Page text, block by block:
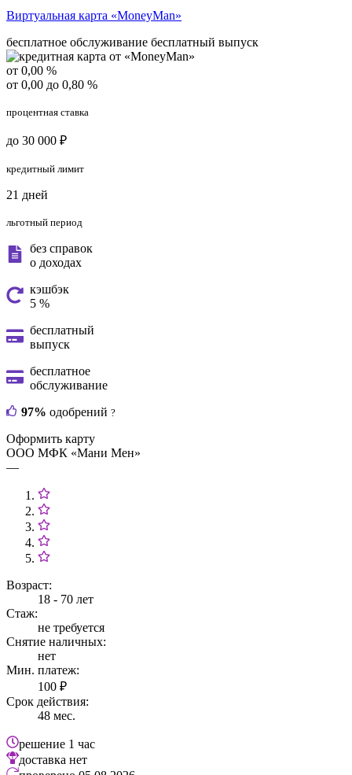
Виртуальная карта «MoneyMan»
бесплатное обслуживание бесплатный выпуск
от 0,00 %
от 0,00 до 0,80 %
процентная ставка
до 30 000 ₽
кредитный лимит
21 дней
льготный период
без справок
о доходах
кэшбэк
5 %
бесплатный
выпуск
бесплатное
обслуживание
97% одобрений ?
Оформить карту
ООО МФК «Мани Мен»
—
Возраст:
18 - 70 лет
Стаж:
не требуется
Снятие наличных:
нет
Мин. платеж:
100 ₽
Срок действия:
48 мес.
решение 1 час
доставка нет